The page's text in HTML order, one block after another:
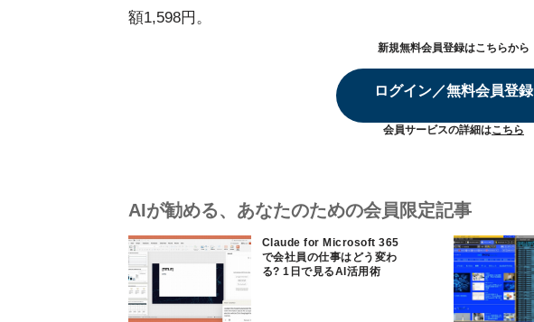
額1,598円。
新規無料会員登録はこちらから
ログイン／無料会員登録
会員サービスの詳細はこちら
AIが勧める、あなたのための会員限定記事
Claude for Microsoft 365
で会社員の仕事はどう変わ
る? 1日で見るAI活用術